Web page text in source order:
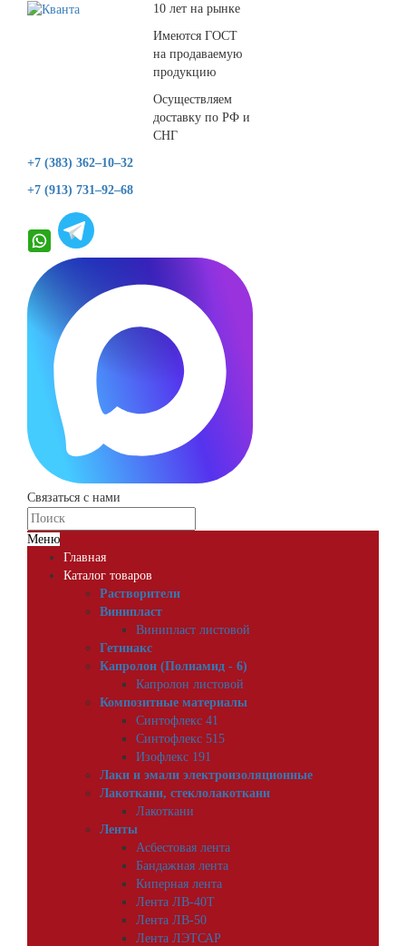
10 лет на рынке
Имеются ГОСТ
на продаваемую
продукцию
Осуществляем
доставку по РФ и
СНГ
+7 (383) 362–10–32
+7 (913) 731–92–68
Связаться с нами
Меню
Главная
Каталог товаров
Растворители
Винипласт
Винипласт листовой
Гетинакс
Капролон (Полиамид - 6)
Капролон листовой
Композитные материалы
Синтофлекс 41
Синтофлекс 515
Изофлекс 191
Лаки и эмали электроизоляционные
Лакоткани, стеклолакоткани
Лакоткани
Ленты
Асбестовая лента
Бандажная лента
Киперная лента
Лента ЛВ-40Т
Лента ЛВ-50
Лента ЛЭТСАР